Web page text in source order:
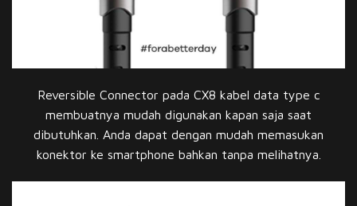
Reversible Connector pada CX8 kabel data type c
membuatnya mudah digunakan kapan saja saat
dibutuhkan. Anda dapat dengan mudah memasukan
konektor ke smartphone bahkan tanpa melihatnya.